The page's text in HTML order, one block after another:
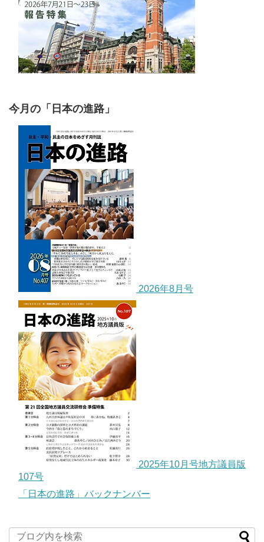
今月の「日本の進路」
2026年8月号
2025年10月号地方議員版
107号
「日本の進路」バックナンバー